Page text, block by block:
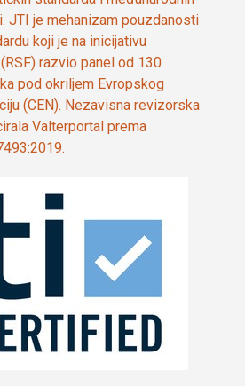
JTI je mehanizam pouzdanosti
koji je na inicijativu
razvio panel od 130
pod okriljem Evropskog
(CEN). Nezavisna revizorska
Valterportal prema